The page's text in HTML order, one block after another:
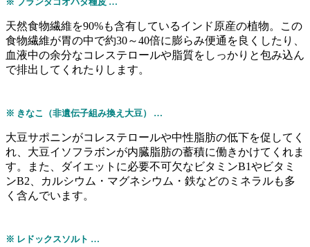
天然食物繊維を90%も含有しているインド原産の植物。この
食物繊維が胃の中で約30～40倍に膨らみ便通を良くしたり、
血液中の余分なコレステロールや脂質をしっかりと包み込ん
で排出してくれたりします。
※ きなこ（非遺伝子組み換え大豆） …
大豆サポニンがコレステロールや中性脂肪の低下を促してく
れ、大豆イソフラボンが内臓脂肪の蓄積に働きかけてくれま
す。また、ダイエットに必要不可欠なビタミンB1やビタミ
ンB2、カルシウム・マグネシウム・鉄などのミネラルも多
く含んでいます。
※ レドックスソルト …